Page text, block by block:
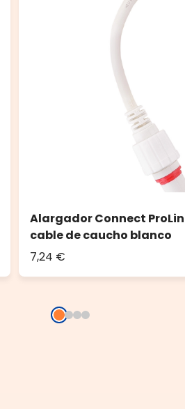
Alargador Connect
cable de caucho blanco
7,24 €